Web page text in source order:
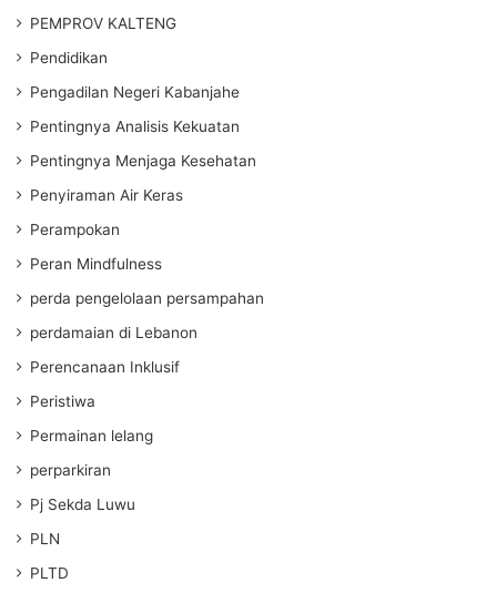
PEMPROV KALTENG
Pendidikan
Pengadilan Negeri Kabanjahe
Pentingnya Analisis Kekuatan
Pentingnya Menjaga Kesehatan
Penyiraman Air Keras
Perampokan
Peran Mindfulness
perda pengelolaan persampahan
perdamaian di Lebanon
Perencanaan Inklusif
Peristiwa
Permainan lelang
perparkiran
Pj Sekda Luwu
PLN
PLTD